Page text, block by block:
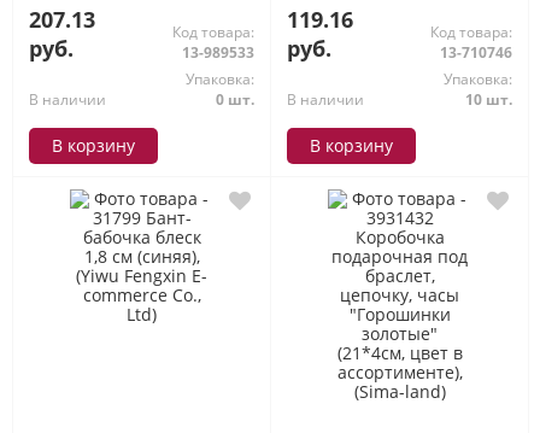
207.13
руб.
Код товара:
13-989533
В наличии
Упаковка:
0 шт.
В корзину
(Sima-land)
119.16
руб.
Код товара:
13-710746
В наличии
Упаковка:
10 шт.
В корзину